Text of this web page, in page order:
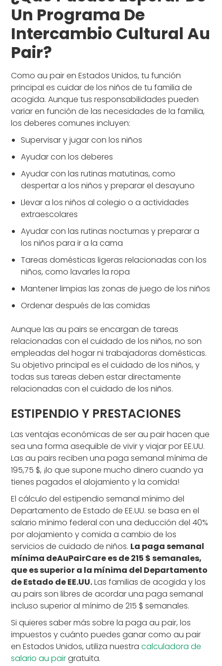
Un Programa De
Intercambio Cultural Au
Pair?
Como au pair en Estados Unidos, tu función
principal es cuidar de los niños de tu familia de
acogida. Aunque tus responsabilidades pueden
variar en función de las necesidades de la familia,
los deberes comunes incluyen:
Supervisar y jugar con los niños
Ayudar con los deberes
Ayudar con las rutinas matutinas, como
despertar a los niños y preparar el desayuno
Llevar a los niños al colegio o a actividades
extraescolares
Ayudar con las rutinas nocturnas y preparar a
los niños para ir a la cama
Tareas domésticas ligeras relacionadas con los
niños, como lavarles la ropa
Mantener limpias las zonas de juego de los niños
Ordenar después de las comidas
Aunque las au pairs se encargan de tareas
relacionadas con el cuidado de los niños, no son
empleadas del hogar ni trabajadoras domésticas.
Su objetivo principal es el cuidado de los niños, y
todas sus tareas deben estar directamente
relacionadas con el cuidado de los niños.
ESTIPENDIO Y PRESTACIONES
Las ventajas económicas de ser au pair hacen que
sea una forma asequible de vivir y viajar por EE.UU.
Las au pairs reciben una paga semanal mínima de
195,75 $, ¡lo que supone mucho dinero cuando ya
tienes pagados el alojamiento y la comida!
El cálculo del estipendio semanal mínimo del
Departamento de Estado de EE.UU. se basa en el
salario mínimo federal con una deducción del 40%
por alojamiento y comida a cambio de los
servicios de cuidado de niños. La paga semanal
mínima deAuPairCare es de 215 $ semanales,
que es superior a la mínima del Departamento
de Estado de EE.UU.Las familias de acogida y los
au pairs son libres de acordar una paga semanal
incluso superior al mínimo de 215 $ semanales.
Si quieres saber más sobre la paga au pair, los
impuestos y cuánto puedes ganar como au pair
en Estados Unidos, utiliza nuestracalculadora de
salario au pairgratuita.